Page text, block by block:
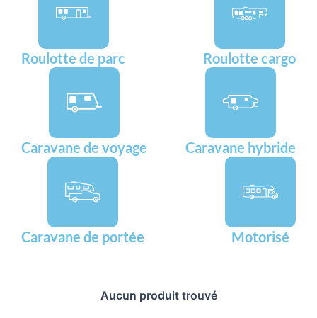
Roulotte de parc Roulotte cargo
Caravane de voyage Caravane hybride
Caravane de portée Motorisé
Aucun produit trouvé